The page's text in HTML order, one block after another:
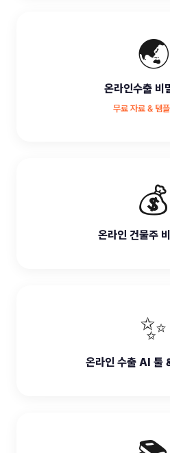
🌏
온라인수출 비
무료 자료 & 템
💰
온라인 건물주
✨
온라인 수출 AI 툴